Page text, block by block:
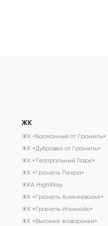
ЖК
ЖК «Басманный от Гранель»
ЖК «Дубровка от Гранель»
ЖК «Театральный Парк»
ЖК «Гранель Пехра»
ЖКА HighWay
ЖК «Гранель Аникеевский»
ЖК «Гранель Ильинойс»
ЖК «Высокие жаворонки»